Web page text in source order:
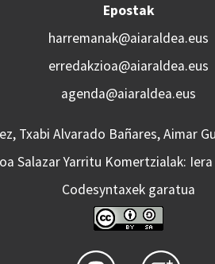
Epostak
harremanak@aiaraldea.eus
erredakzioa@aiaraldea.eus
agenda@aiaraldea.eus
Txabi Alvarado Bañares, Aimar
Salazar Yarritu Komertzialak:
Codesyntaxek garatua